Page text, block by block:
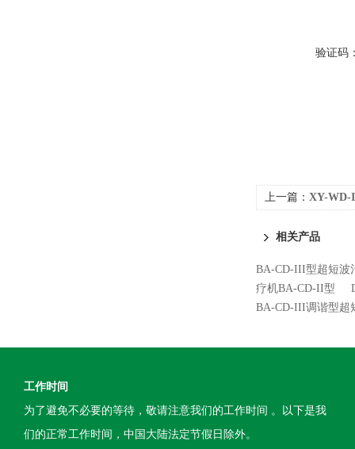
验证码
上一篇： XY-WD-
相关产品
BA-CD-III型超短波
疗机BA-CD-II型
BA-CD-III调谐型超
工作时间
为了避免不必要的等待，敬请注意我们的工作时间 。以下是我
们的正常工作时间，中国大陆法定节假日除外。